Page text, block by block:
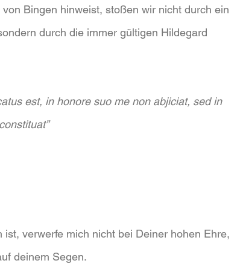
Bingen hinweist, stoßen wir nicht durch ein
durch die immer gültigen Hildegard
est, in honore suo me non abjiciat, sed in
verwerfe mich nicht bei Deiner hohen Ehre,
deinem Segen.